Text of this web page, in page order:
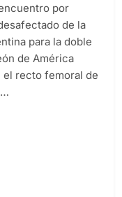
por
de la
para la doble
de América
el recto femoral de